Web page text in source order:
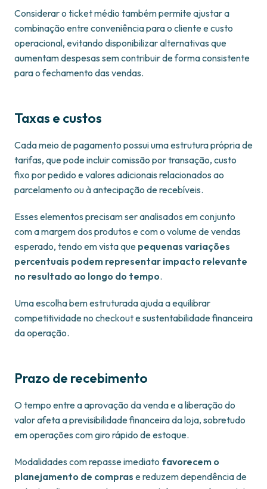
Considerar o ticket médio também permite ajustar a
combinação entre conveniência para o cliente e custo
operacional, evitando disponibilizar alternativas que
aumentam despesas sem contribuir de forma consistente
para o fechamento das vendas.
Taxas e custos
Cada meio de pagamento possui uma estrutura própria de
tarifas, que pode incluir comissão por transação, custo
fixo por pedido e valores adicionais relacionados ao
parcelamento ou à antecipação de recebíveis.
Esses elementos precisam ser analisados em conjunto
com a margem dos produtos e com o volume de vendas
esperado, tendo em vista que pequenas variações
percentuais podem representar impacto relevante
no resultado ao longo do tempo.
Uma escolha bem estruturada ajuda a equilibrar
competitividade no checkout e sustentabilidade financeira
da operação.
Prazo de recebimento
O tempo entre a aprovação da venda e a liberação do
valor afeta a previsibilidade financeira da loja, sobretudo
em operações com giro rápido de estoque.
Modalidades com repasse imediato favorecem o
planejamento de compras e reduzem dependência de